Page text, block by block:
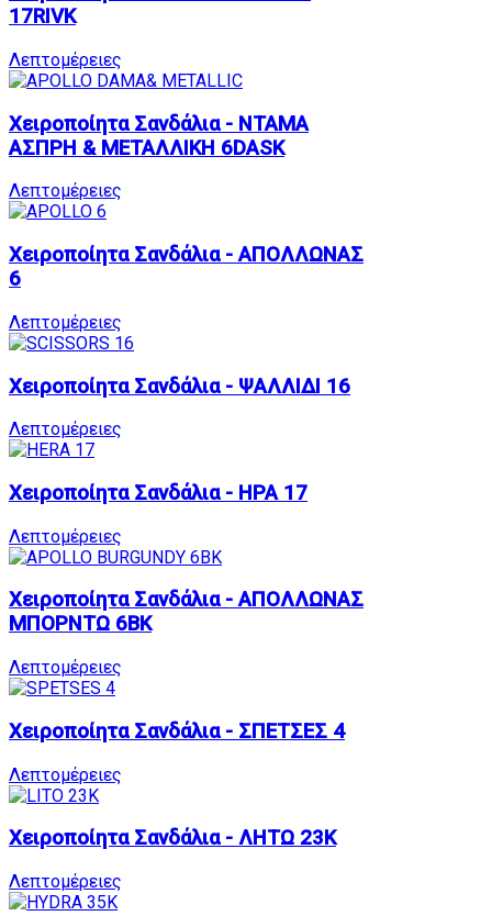
17RIVK
Λεπτομέρειες
Χειροποίητα Σανδάλια - ΝΤΑΜΑ
ΑΣΠΡΗ & ΜΕΤΑΛΛΙΚΗ 6DASK
Λεπτομέρειες
Χειροποίητα Σανδάλια - ΑΠΟΛΛΩΝΑΣ
6
Λεπτομέρειες
Χειροποίητα Σανδάλια - ΨΑΛΛΙΔΙ 16
Λεπτομέρειες
Χειροποίητα Σανδάλια - ΗΡΑ 17
Λεπτομέρειες
Χειροποίητα Σανδάλια - ΑΠΟΛΛΩΝΑΣ
ΜΠΟΡΝΤΩ 6BK
Λεπτομέρειες
Χειροποίητα Σανδάλια - ΣΠΕΤΣΕΣ 4
Λεπτομέρειες
Χειροποίητα Σανδάλια - ΛΗΤΩ 23K
Λεπτομέρειες